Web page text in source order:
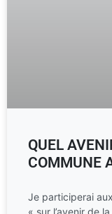
QUEL
COMMUNE
Je participerai